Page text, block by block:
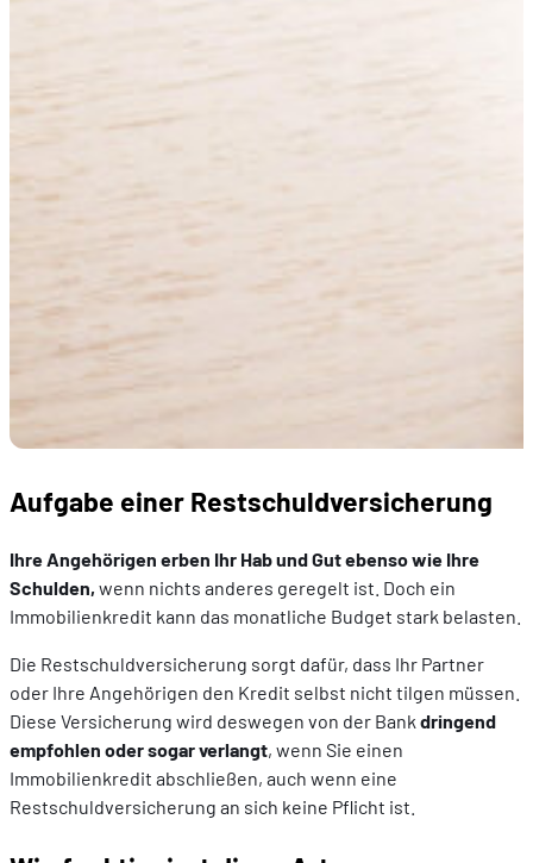
Aufgabe einer Restschuldversicherung
Ihre Angehörigen erben Ihr Hab und Gut ebenso wie Ihre
Schulden, wenn nichts anderes geregelt ist. Doch ein
Immobilienkredit kann das monatliche Budget stark belasten.
Die Restschuldversicherung sorgt dafür, dass Ihr Partner
oder Ihre Angehörigen den Kredit selbst nicht tilgen müssen.
Diese Versicherung wird deswegen von der Bank dringend
empfohlen oder sogar verlangt, wenn Sie einen
Immobilienkredit abschließen, auch wenn eine
Restschuldversicherung an sich keine Pflicht ist.